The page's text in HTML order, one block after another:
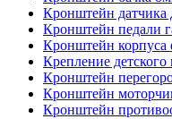
Кронштейн датчика
Кронштейн педали
Кронштейн корпуса
Крепление детского
Кронштейн
Кронштейн
Кронштейн